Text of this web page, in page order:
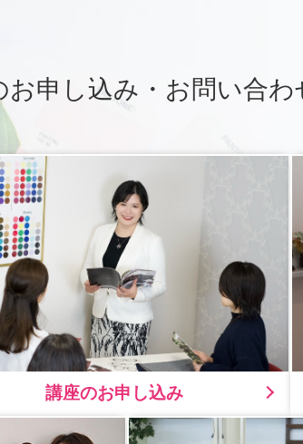
お申し込み・お問い合わ
講座のお申し込み